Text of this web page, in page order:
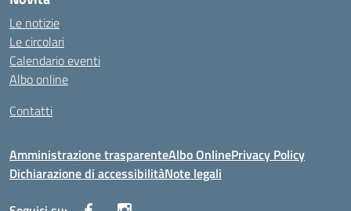
Le notizie
Le circolari
Calendario eventi
Albo online
Contatti
Amministrazione trasparenteAlbo OnlinePrivacy Policy
Dichiarazione di accessibilitàNote legali